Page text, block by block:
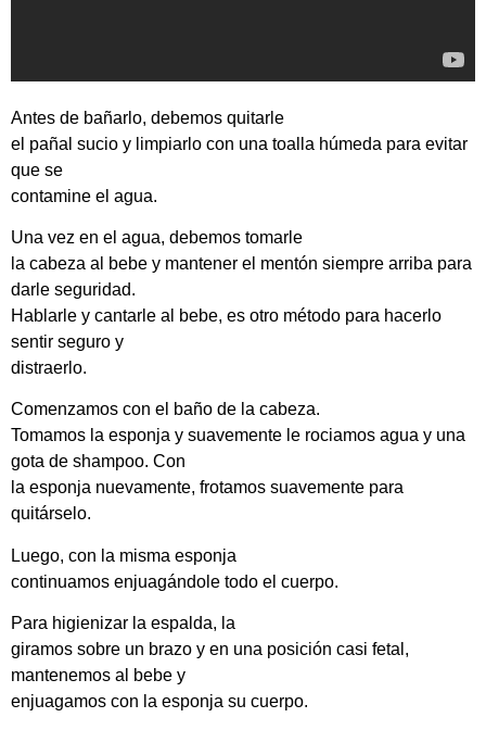
Antes de bañarlo, debemos quitarle
el pañal sucio y limpiarlo con una toalla húmeda para evitar
que se
contamine el agua.
Una vez en el agua, debemos tomarle
la cabeza al bebe y mantener el mentón siempre arriba para
darle seguridad.
Hablarle y cantarle al bebe, es otro método para hacerlo
sentir seguro y
distraerlo.
Comenzamos con el baño de la cabeza.
Tomamos la esponja y suavemente le rociamos agua y una
gota de shampoo. Con
la esponja nuevamente, frotamos suavemente para
quitárselo.
Luego, con la misma esponja
continuamos enjuagándole todo el cuerpo.
Para higienizar la espalda, la
giramos sobre un brazo y en una posición casi fetal,
mantenemos al bebe y
enjuagamos con la esponja su cuerpo.